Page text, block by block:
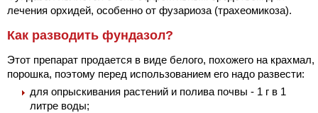
лечения орхидей, особенно от фузариоза (трахеомикоза).
Как разводить фундазол?
Этот препарат продается в виде белого, похожего на крахмал,
порошка, поэтому перед использованием его надо развести:
для опрыскивания растений и полива почвы - 1 г в 1
литре воды;